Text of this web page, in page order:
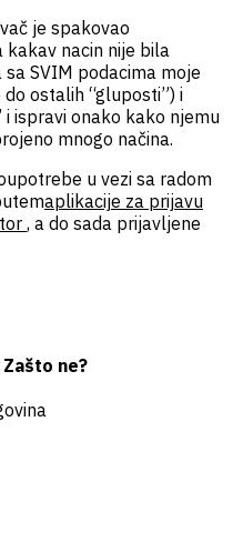
je spakovao
nacin nije bila
SVIM podacima moje
ostalih “gluposti”) i
i ispravi onako kako njemu
mnogo načina.
u vezi sa radom
aplikacije za prijavu
, a do sada prijavljene
ne?